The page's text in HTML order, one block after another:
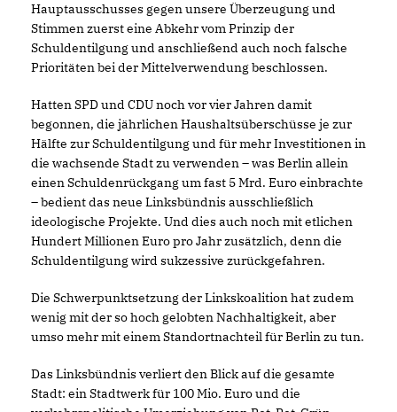
Hauptausschusses gegen unsere Überzeugung und
Stimmen zuerst eine Abkehr vom Prinzip der
Schuldentilgung und anschließend auch noch falsche
Prioritäten bei der Mittelverwendung beschlossen.
Hatten SPD und CDU noch vor vier Jahren damit
begonnen, die jährlichen Haushaltsüberschüsse je zur
Hälfte zur Schuldentilgung und für mehr Investitionen in
die wachsende Stadt zu verwenden – was Berlin allein
einen Schuldenrückgang um fast 5 Mrd. Euro einbrachte
– bedient das neue Linksbündnis ausschließlich
ideologische Projekte. Und dies auch noch mit etlichen
Hundert Millionen Euro pro Jahr zusätzlich, denn die
Schuldentilgung wird sukzessive zurückgefahren.
Die Schwerpunktsetzung der Linkskoalition hat zudem
wenig mit der so hoch gelobten Nachhaltigkeit, aber
umso mehr mit einem Standortnachteil für Berlin zu tun.
Das Linksbündnis verliert den Blick auf die gesamte
Stadt: ein Stadtwerk für 100 Mio. Euro und die